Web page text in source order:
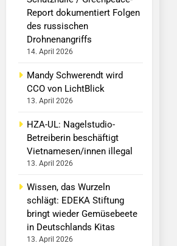
Report dokumentiert Folgen
des russischen
Drohnenangriffs
14. April 2026
Mandy Schwerendt wird
CCO von LichtBlick
13. April 2026
HZA-UL: Nagelstudio-
Betreiberin beschäftigt
Vietnamesen/innen illegal
13. April 2026
Wissen, das Wurzeln
schlägt: EDEKA Stiftung
bringt wieder Gemüsebeete
in Deutschlands Kitas
13. April 2026